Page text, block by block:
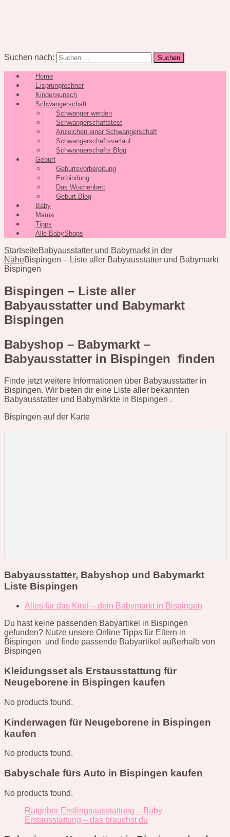
Suchen nach:
Home
Eisprungrechner
Kinderwunsch
Schwangerschaft
Schwanger werden
Schwangerschaftstest
Anzeichen einer Schwangerschaft
Schwangerschaftsverlauf
Schwangerschafts Blog
Geburt
Geburtsvorbereitung
Entbindung
Das Wochenbett
Geburt Blog
Baby
Mama
Tipps
Alle BabyShops
StartseiteBabyausstatter und Babymarkt in der
NäheBispingen – Liste aller Babyausstatter und Babymarkt
Bispingen
Bispingen – Liste aller
Babyausstatter und Babymarkt
Bispingen
Babyshop – Babymarkt –
Babyausstatter in Bispingen finden
Finde jetzt weitere Informationen über Babyausstatter in
Bispingen. Wir bieten dir eine Liste aller bekannten
Babyausstatter und Babymärkte in Bispingen .
Bispingen auf der Karte
Babyausstatter, Babyshop und Babymarkt
Liste Bispingen
Alles für das Kind – dein Babymarkt in Bispingen
Du hast keine passenden Babyartikel in Bispingen
gefunden? Nutze unsere Online Tipps für Eltern in
Bispingen und finde passende Babyartikel außerhalb von
Bispingen
Kleidungsset als Erstausstattung für
Neugeborene in Bispingen kaufen
No products found.
Kinderwagen für Neugeborene in Bispingen
kaufen
No products found.
Babyschale fürs Auto in Bispingen kaufen
No products found.
Ratgeber Erstlingsausstattung – Baby
Erstausstattung – das brauchst du